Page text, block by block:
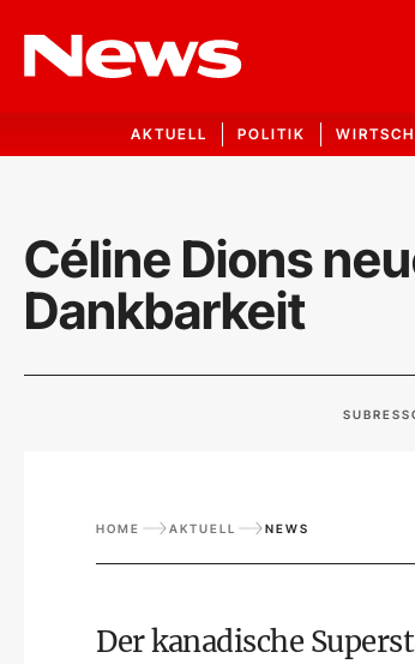
AKTUELL POLITIK
Céline Dions
Dankbarkeit
HOME AKTUELL NEWS
Der kanadische